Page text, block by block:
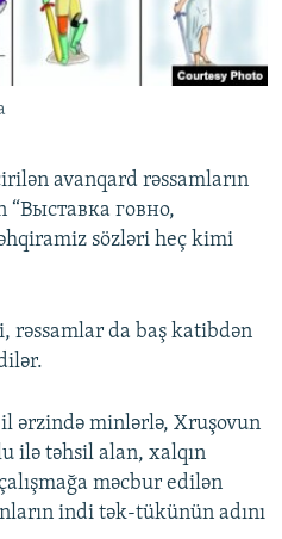
avanqard rəssamların
говно,
sözləri heç kimi
rəssamlar da baş katibdən
ərzində minlərlə, Xruşovun
ilə təhsil alan, xalqın
məcbur edilən
indi tək-tükünün adını